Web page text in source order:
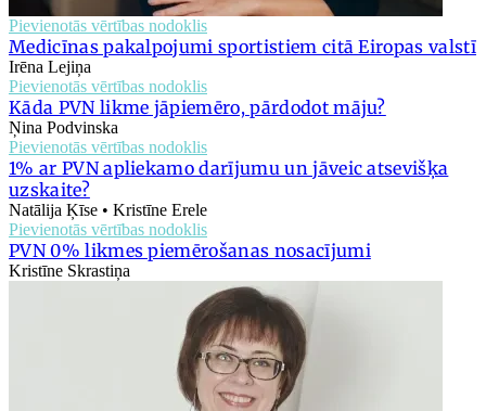
Pievienotās vērtības nodoklis
Medicīnas pakalpojumi sportistiem citā Eiropas valstī
Irēna Lejiņa
Pievienotās vērtības nodoklis
Kāda PVN likme jāpiemēro, pārdodot māju?
Ņina Podvinska
Pievienotās vērtības nodoklis
1% ar PVN apliekamo darījumu un jāveic atsevišķa
uzskaite?
Natālija Ķīse • Kristīne Erele
Pievienotās vērtības nodoklis
PVN 0% likmes piemērošanas nosacījumi
Kristīne Skrastiņa